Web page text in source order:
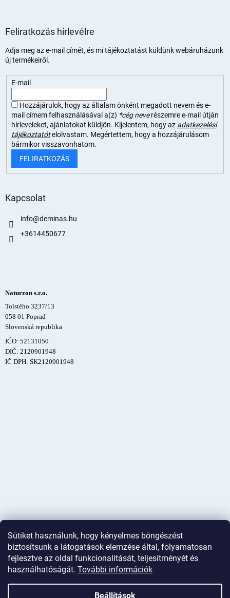
Sütiket használunk, hogy kényelmes böngészést
biztosítsunk a látogatások elemzése által, folyamatosan
fejlesztve az oldal funkcionalitását, teljesítményét és
használhatóságát. További információk
Beállítások
Feliratkozás hírlevélre
Adja meg az e-mail címét, és mi tájékoztatást küldünk webáruházunk
új termékeiről.
E-mail
Hozzájárulok, hogy az általam önként megadott nevem és e-
mail címem felhasználásával a(z) *cég neverészemre e-mail útján
hírleveleket, ajánlatokat küldjön. Kijelentem, hogy az adatkezelési
tájékoztatót elolvastam. Megértettem, hogy a hozzájárulásom
bármikor visszavonhatom.
FELIRATKOZÁS
Kapcsolat
info@deminas.hu
+3614450677
Naturzon s.r.o.
Tolstého 3237/13
058 01 Poprad
Slovenská republika
IČO: 52131050
DIČ: 2120901948
IČ DPH: SK2120901948